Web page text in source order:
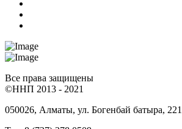
Все права защищены
©ННП 2013 - 2021
050026, Алматы, ул. Богенбай батыра, 221